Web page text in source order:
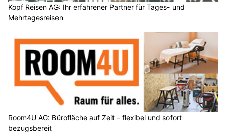
Kopf Reisen AG: Ihr erfahrener Partner für Tages- und
Mehrtagesreisen
Room4U AG: Bürofläche auf Zeit – flexibel und sofort
bezugsbereit